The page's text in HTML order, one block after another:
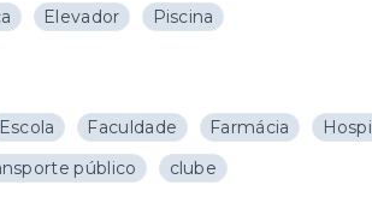
Elevador Piscina
Escola Faculdade Farmácia
público clube